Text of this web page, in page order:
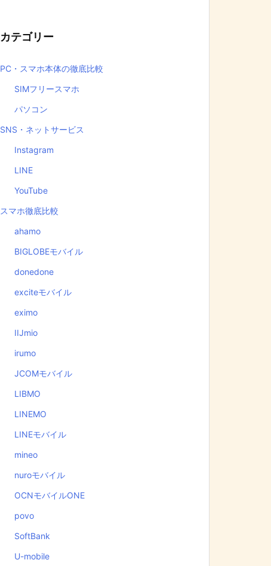
カテゴリー
PC・スマホ本体の徹底比較
SIMフリースマホ
パソコン
SNS・ネットサービス
Instagram
LINE
YouTube
スマホ徹底比較
ahamo
BIGLOBEモバイル
donedone
exciteモバイル
eximo
IIJmio
irumo
JCOMモバイル
LIBMO
LINEMO
LINEモバイル
mineo
nuroモバイル
OCNモバイルONE
povo
SoftBank
U-mobile